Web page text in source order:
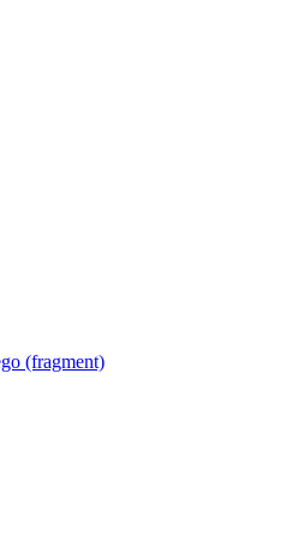
(fragment)